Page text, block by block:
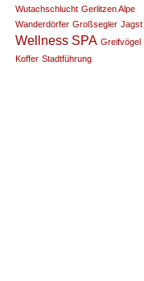
Wutachschlucht Gerlitzen Alpe
Wanderdörfer Großsegler Jagst
Wellness SPA Greifvögel
Koffer Stadtführung